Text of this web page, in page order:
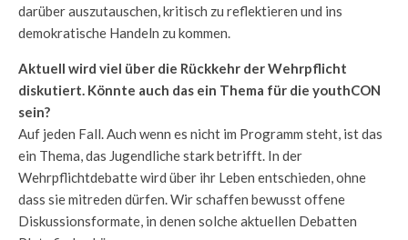
darüber auszutauschen, kritisch zu reflektieren und ins
demokratische Handeln zu kommen.
Aktuell wird viel über die Rückkehr der Wehrpflicht
diskutiert. Könnte auch das ein Thema für die youthCON
sein?
Auf jeden Fall. Auch wenn es nicht im Programm steht, ist das
ein Thema, das Jugendliche stark betrifft. In der
Wehrpflichtdebatte wird über ihr Leben entschieden, ohne
dass sie mitreden dürfen. Wir schaffen bewusst offene
Diskussionsformate, in denen solche aktuellen Debatten